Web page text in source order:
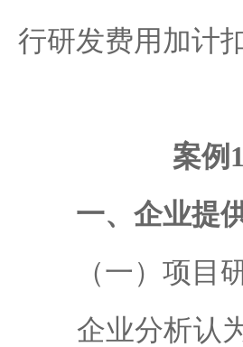
行研发费用加计
案例
一、企业提
（一）项目研
企业分析认为